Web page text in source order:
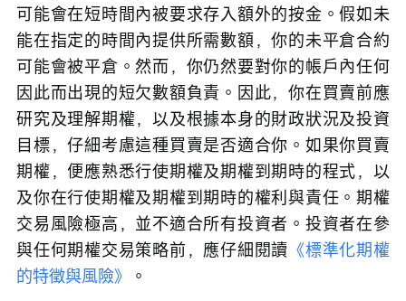
可能會在短時間內被要求存入額外的按金。假如未
能在指定的時間內提供所需數額，你的未平倉合約
可能會被平倉。然而，你仍然要對你的帳戶內任何
因此而出現的短欠數額負責。因此，你在買賣前應
研究及理解期權，以及根據本身的財政狀況及投資
目標，仔細考慮這種買賣是否適合你。如果你買賣
期權，便應熟悉行使期權及期權到期時的程式，以
及你在行使期權及期權到期時的權利與責任。期權
交易風險極高，並不適合所有投資者。投資者在參
與任何期權交易策略前，應仔細閱讀 《標準化期權
的特徵與風險》
。